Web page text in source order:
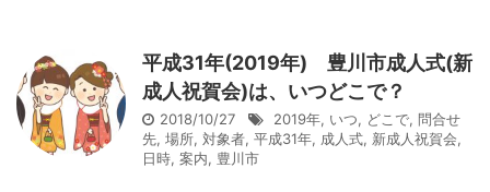
平成31年(2019年) 豊川市成人式(新
成人祝賀会)は、いつどこで？
2018/10/27 2019年, いつ, どこで, 問合せ
先, 場所, 対象者, 平成31年, 成人式, 新成人祝賀会,
日時, 案内, 豊川市